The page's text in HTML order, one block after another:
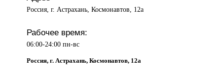
Россия, г. Астрахань, Космонавтов, 12а
Рабочее время:
06:00-24:00 пн-вс
Россия, г. Астрахань, Космонавтов, 12а